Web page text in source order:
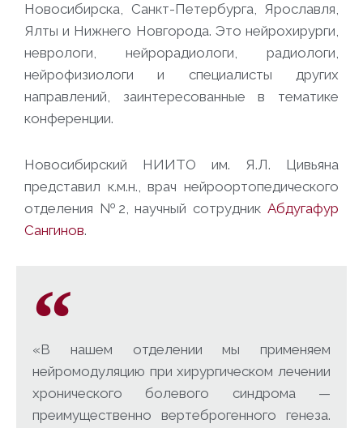
Новосибирска, Санкт-Петербурга, Ярославля,
Ялты и Нижнего Новгорода. Это нейрохирурги,
неврологи, нейрорадиологи, радиологи,
нейрофизиологи и специалисты других
направлений, заинтересованные в тематике
конференции.
Новосибирский НИИТО им. Я.Л. Цивьяна
представил к.м.н., врач нейроортопедического
отделения №2, научный сотрудник Абдугафур
Сангинов.
«В нашем отделении мы применяем
нейромодуляцию при хирургическом лечении
хронического болевого синдрома —
преимущественно вертеброгенного генеза.